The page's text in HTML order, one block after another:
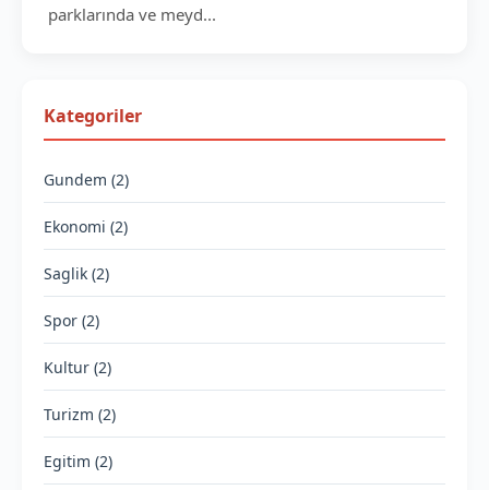
parklarında ve meyd...
Kategoriler
Gundem (2)
Ekonomi (2)
Saglik (2)
Spor (2)
Kultur (2)
Turizm (2)
Egitim (2)